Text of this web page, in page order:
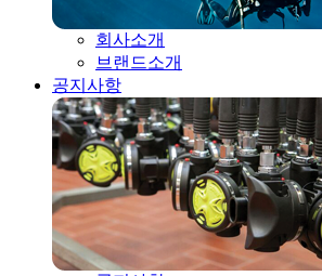
회사소개
브랜드소개
공지사항